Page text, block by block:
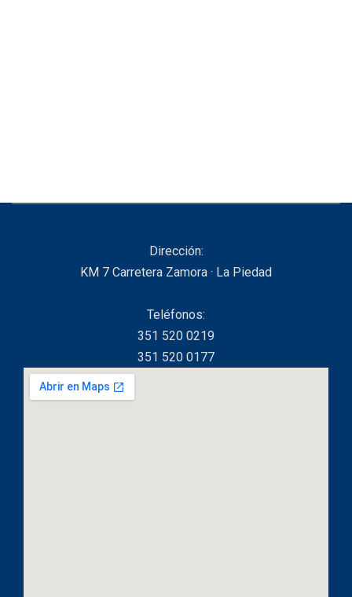
Dirección:
KM 7 Carretera Zamora · La Piedad
Teléfonos:
351 520 0219
351 520 0177